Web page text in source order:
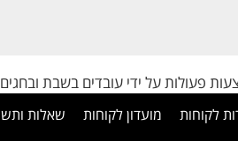
פעולות על ידי עובדים בשבת ובחגים
לקוחות מועדון לקוחות שאלות